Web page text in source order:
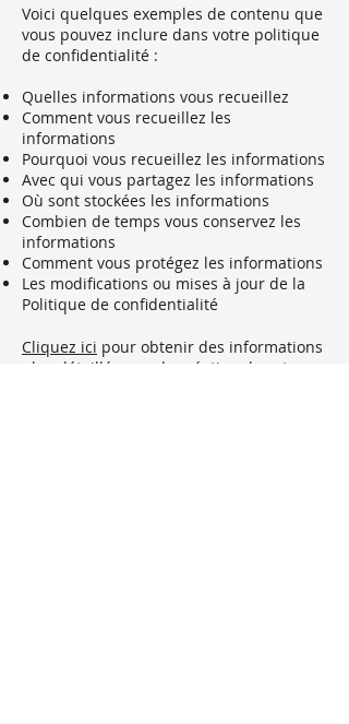
Voici quelques exemples de contenu que
vous pouvez inclure dans votre politique
de confidentialité :
Quelles informations vous recueillez
Comment vous recueillez les
informations
Pourquoi vous recueillez les informations
Avec qui vous partagez les informations
Où sont stockées les informations
Combien de temps vous conservez les
informations
Comment vous protégez les informations
Les modifications ou mises à jour de la
Politique de confidentialité
Cliquez ici pour obtenir des informations
plus détaillées sur la création de votre